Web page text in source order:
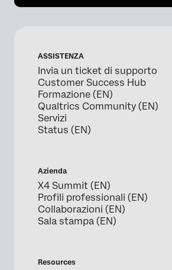
ASSISTENZA
Invia un ticket di supporto
Customer Success Hub
Formazione (EN)
Qualtrics Community (EN)
Servizi
Status (EN)
Azienda
X4 Summit (EN)
Profili professionali (EN)
Collaborazioni (EN)
Sala stampa (EN)
Resources